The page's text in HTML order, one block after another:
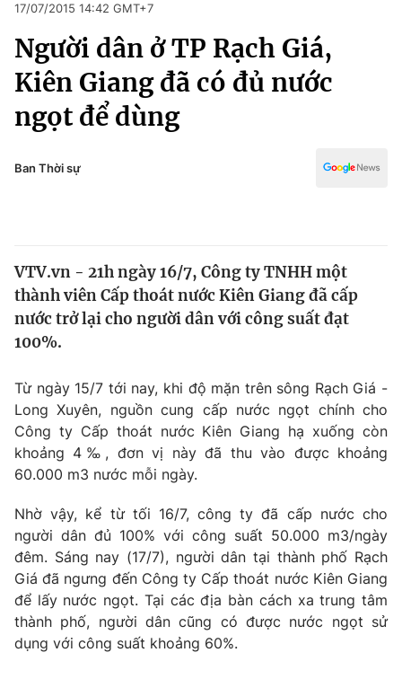
Chuyên mục
Chính trị
Thế giới
Tin tức
Câu chuyện quốc tế
Tài chính
Thị trường
Góc doanh nghiệp
Dữ liệu và đời sống
Truyền hình
Hậu trường
Nhân vật
Khán giả
Giải sao mai
Giải trí
Điện ảnh
Âm nhạc
Sao
Đời sống
Du lịch
Làm đẹp
Giáo dục
Tuyển sinh
Xã hội
Pháp luật
Thể thao
Truyền hình
Văn hóa - Giải trí
Đời sống
17/07/2015 14:42 GMT+7
Người dân ở TP Rạch Giá,
Kiên Giang đã có đủ nước
ngọt để dùng
Ban Thời sự
VTV.vn - 21h ngày 16/7, Công ty TNHH một
thành viên Cấp thoát nước Kiên Giang đã cấp
nước trở lại cho người dân với công suất đạt
100%.
Từ ngày 15/7 tới nay, khi độ mặn trên sông Rạch Giá -
Long Xuyên, nguồn cung cấp nước ngọt chính cho
Công ty Cấp thoát nước Kiên Giang hạ xuống còn
khoảng 4‰, đơn vị này đã thu vào được khoảng
60.000 m3 nước mỗi ngày.
Nhờ vậy, kể từ tối 16/7, công ty đã cấp nước cho
người dân đủ 100% với công suất 50.000 m3/ngày
đêm. Sáng nay (17/7), người dân tại thành phố Rạch
Giá đã ngưng đến Công ty Cấp thoát nước Kiên Giang
để lấy nước ngọt. Tại các địa bàn cách xa trung tâm
thành phố, người dân cũng có được nước ngọt sử
dụng với công suất khoảng 60%.